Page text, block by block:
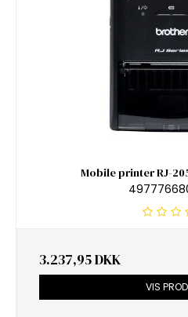
Mobile printer RJ-
3.237,95 DKK
VIS